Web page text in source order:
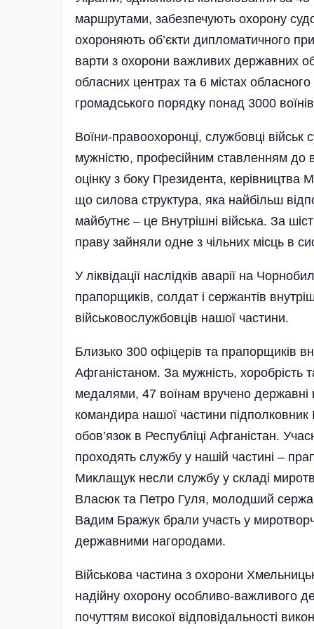
маршрутами, забезпечують охорону
охороняють об’єкти дипломатичного
варти з охорони важливих державних
обласних центрах та 6 містах
громадського порядку понад 3000
Воїни-правоохоронці, службовці
мужністю, професійним ставленням до
оцінку з боку Президента, керівництва
що силова структура, яка найбільш
майбутнє – це Внутрішні війська. За
праву зайняли одне з чільних місць в
У ліквідації наслідків аварії на
прапорщиків, солдат і сержантів
військовослужбовців нашої
Близько 300 офіцерів та прапорщиків
Афганістаном. За мужність, хоробрість
медалями, 47 воїнам вручено державні
командира нашої частини
обов’язок в Республіці Афганістан.
проходять службу у нашій частині –
Миклащук несли службу у складі
Власюк та Петро Гуля, молодший
Вадим Бражук брали участь у
державними нагородами.
Військова частина з охорони
надійну охорону особливо-важливого
почуттям високої відповідальності